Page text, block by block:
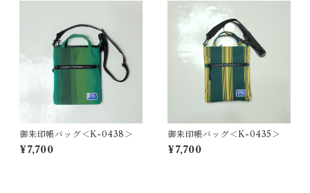
御朱印帳バッグ＜K-0438＞
¥7,700
御朱印帳バッグ＜K-0435＞
¥7,700